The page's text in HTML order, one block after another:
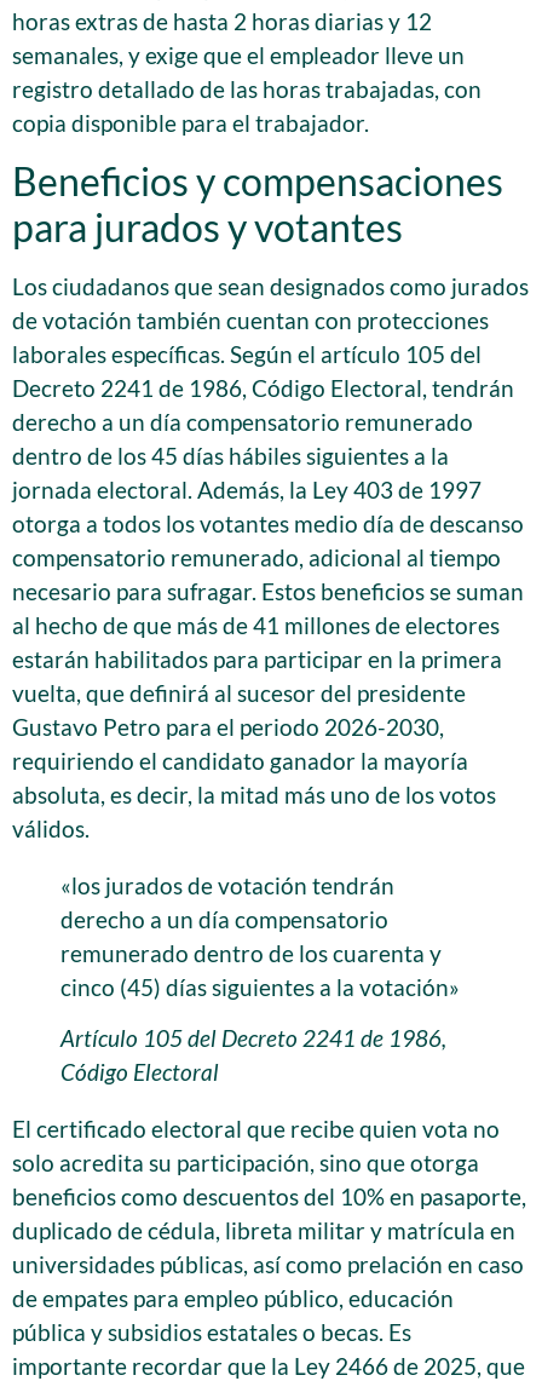
horas extras de hasta 2 horas diarias y 12
semanales, y exige que el empleador lleve un
registro detallado de las horas trabajadas, con
copia disponible para el trabajador.
Beneficios y compensaciones
para jurados y votantes
Los ciudadanos que sean designados como jurados
de votación también cuentan con protecciones
laborales específicas. Según el artículo 105 del
Decreto 2241 de 1986, Código Electoral, tendrán
derecho a un día compensatorio remunerado
dentro de los 45 días hábiles siguientes a la
jornada electoral. Además, la Ley 403 de 1997
otorga a todos los votantes medio día de descanso
compensatorio remunerado, adicional al tiempo
necesario para sufragar. Estos beneficios se suman
al hecho de que más de 41 millones de electores
estarán habilitados para participar en la primera
vuelta, que definirá al sucesor del presidente
Gustavo Petro para el periodo 2026-2030,
requiriendo el candidato ganador la mayoría
absoluta, es decir, la mitad más uno de los votos
válidos.
«los jurados de votación tendrán
derecho a un día compensatorio
remunerado dentro de los cuarenta y
cinco (45) días siguientes a la votación»
Artículo 105 del Decreto 2241 de 1986,
Código Electoral
El certificado electoral que recibe quien vota no
solo acredita su participación, sino que otorga
beneficios como descuentos del 10% en pasaporte,
duplicado de cédula, libreta militar y matrícula en
universidades públicas, así como prelación en caso
de empates para empleo público, educación
pública y subsidios estatales o becas. Es
importante recordar que la Ley 2466 de 2025, que